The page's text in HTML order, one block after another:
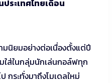
ประเทศไทยเดือน
ามนิยมอย่างต่อเนื่องตั้งแต่ปี
มใส่ในกลุ่มนักเล่นกอล์ฟทุก
กระทั่งมาถึงโมเดลใหม่